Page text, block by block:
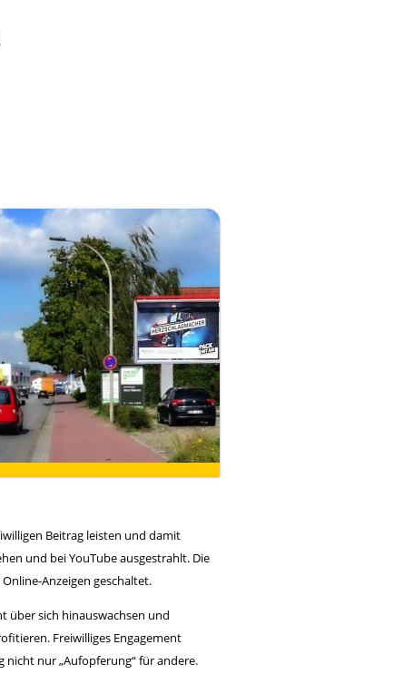
Beitrag leisten und damit
und bei YouTube ausgestrahlt. Die
Anzeigen geschaltet.
über sich hinauswachsen und
Freiwilliges Engagement
nur „Aufopferung“ für andere.